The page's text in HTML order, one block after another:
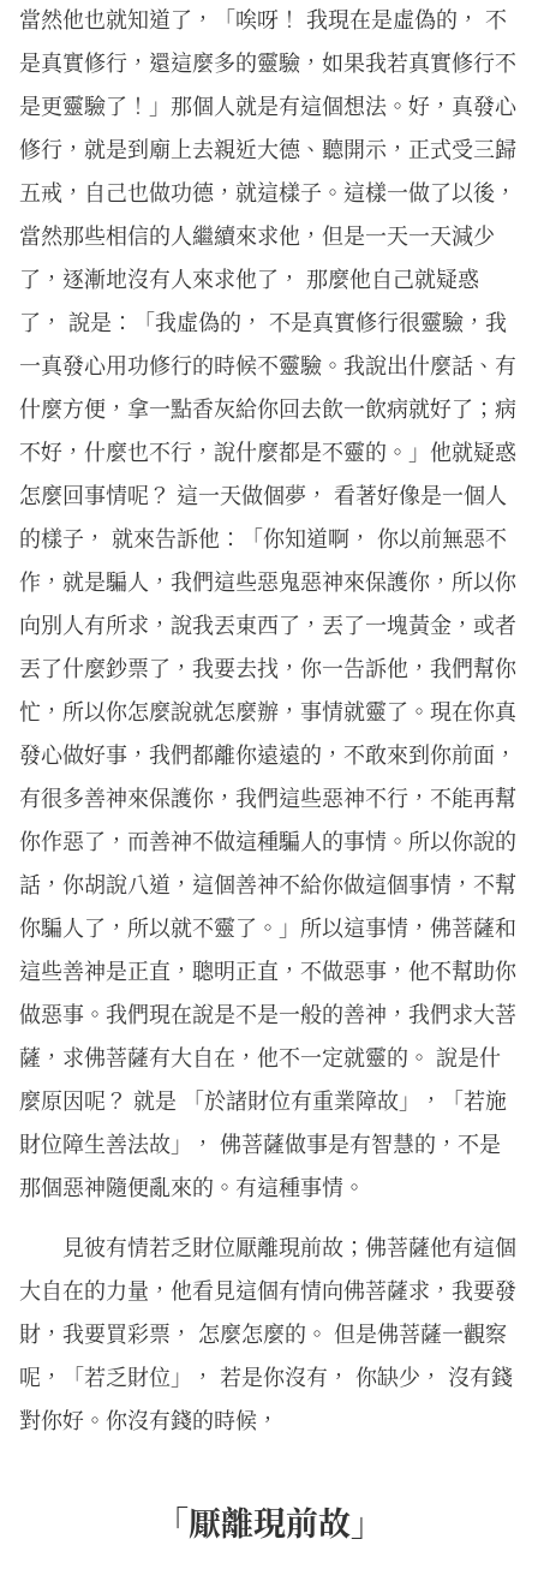
當然他也就知道了，「唉呀！ 我現在是虛偽的， 不
是真實修行，還這麼多的靈驗，如果我若真實修行不
是更靈驗了！」那個人就是有這個想法。好，真發心
修行，就是到廟上去親近大德、聽開示，正式受三歸
五戒，自己也做功德，就這樣子。這樣一做了以後，
當然那些相信的人繼續來求他，但是一天一天減少
了，逐漸地沒有人來求他了， 那麼他自己就疑惑
了， 說是：「我虛偽的， 不是真實修行很靈驗，我
一真發心用功修行的時候不靈驗。我說出什麼話、有
什麼方便，拿一點香灰給你回去飲一飲病就好了；病
不好，什麼也不行，說什麼都是不靈的。」他就疑惑
怎麼回事情呢？ 這一天做個夢， 看著好像是一個人
的樣子， 就來告訴他：「你知道啊， 你以前無惡不
作，就是騙人，我們這些惡鬼惡神來保護你，所以你
向別人有所求，說我丟東西了，丟了一塊黃金，或者
丟了什麼鈔票了，我要去找，你一告訴他，我們幫你
忙，所以你怎麼說就怎麼辦，事情就靈了。現在你真
發心做好事，我們都離你遠遠的，不敢來到你前面，
有很多善神來保護你，我們這些惡神不行，不能再幫
你作惡了，而善神不做這種騙人的事情。所以你說的
話，你胡說八道，這個善神不給你做這個事情，不幫
你騙人了，所以就不靈了。」所以這事情，佛菩薩和
這些善神是正直，聰明正直，不做惡事，他不幫助你
做惡事。我們現在說是不是一般的善神，我們求大菩
薩，求佛菩薩有大自在，他不一定就靈的。 說是什
麼原因呢？ 就是 「於諸財位有重業障故」，「若施
財位障生善法故」， 佛菩薩做事是有智慧的，不是
那個惡神隨便亂來的。有這種事情。
見彼有情若乏財位厭離現前故；佛菩薩他有這個
大自在的力量，他看見這個有情向佛菩薩求，我要發
財，我要買彩票， 怎麼怎麼的。 但是佛菩薩一觀察
呢，「若乏財位」， 若是你沒有， 你缺少， 沒有錢
對你好。你沒有錢的時候，
「厭離現前故」